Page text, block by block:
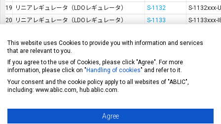
19
リニアレギュレータ（LDOレギュレータ） S-1132
S-1132xxx-
20
リニアレギュレータ（LDOレギュレータ） S-1133
S-1133xxx-
22 リニアレギュレータ（LDOレギュレータ） S-1142A/B
S-
24 車載用リニアレギュレータ（LDOレギュレータ） S-1142A/BxxH
25 車載用リニアレギュレータ（LDOレギュレータ） S-1142A/BxxH
リニアレギュレータ（LDOレギュレータ）
車載用リニアレギュレータ（LDOレギュレータ）
This website uses Cookies to provide you with information and services
that are relevant to you.
If you agree to the use of Cookies, please click "Agree". For more
information, please click on " Handling of cookies" and refer to it.
Your consent and the cookie policy apply to all websites of "ABLIC",
including: www.ablic.com, hub.ablic.com.
Agree